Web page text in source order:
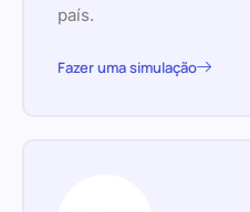
país.
Fazer uma simulação